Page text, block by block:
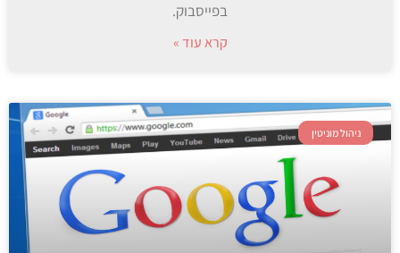
בפייסבוק.
קרא עוד »
ניהול מוניטין